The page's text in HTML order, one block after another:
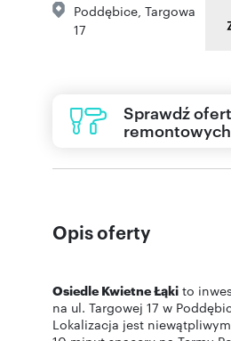
Poddębice Targowa
17
Sprawdź
remontowych
Opis oferty
Osiedle Kwietne Łąki to
na ul. Targowej 17 w
Lokalizacja jest